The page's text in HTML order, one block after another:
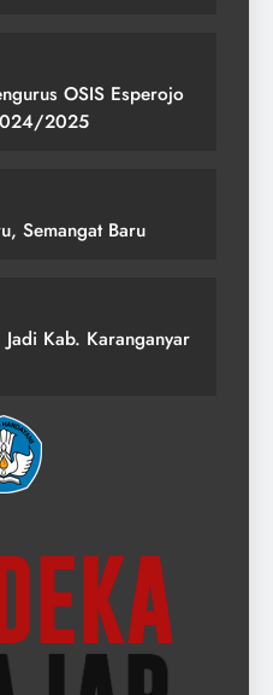
OSIS Esperojo
2025
Semangat Baru
Kab. Karanganyar